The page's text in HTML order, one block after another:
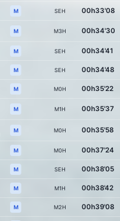
M SEH 00h33'08
M M3H 00h34'30
M SEH 00h34'41
M SEH 00h34'48
M M0H 00h35'22
M M1H 00h35'37
M M0H 00h35'58
M M0H 00h37'24
M SEH 00h38'05
M M1H 00h38'42
M M2H 00h39'08